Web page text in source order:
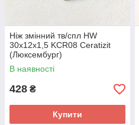
Ніж змінний тв/спл HW
30х12х1,5 KCR08 Ceratizit
(Люксембург)
В наявності
428 ₴
Купити